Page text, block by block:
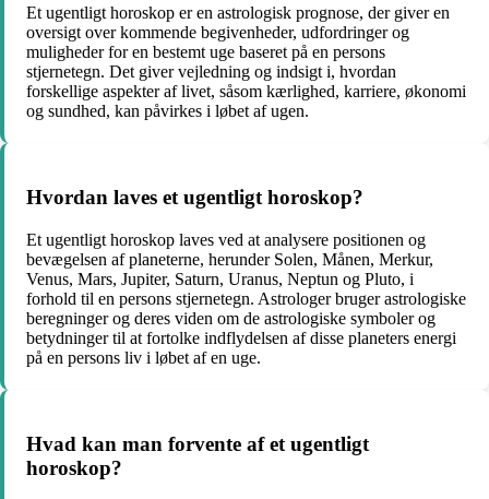
Et ugentligt horoskop er en astrologisk prognose, der giver en
oversigt over kommende begivenheder, udfordringer og
muligheder for en bestemt uge baseret på en persons
stjernetegn. Det giver vejledning og indsigt i, hvordan
forskellige aspekter af livet, såsom kærlighed, karriere, økonomi
og sundhed, kan påvirkes i løbet af ugen.
Hvordan laves et ugentligt horoskop?
Et ugentligt horoskop laves ved at analysere positionen og
bevægelsen af ​​planeterne, herunder Solen, Månen, Merkur,
Venus, Mars, Jupiter, Saturn, Uranus, Neptun og Pluto, i
forhold til en persons stjernetegn. Astrologer bruger astrologiske
beregninger og deres viden om de astrologiske symboler og
betydninger til at fortolke indflydelsen af ​​disse planeters energi
på en persons liv i løbet af en uge.
Hvad kan man forvente af et ugentligt
horoskop?